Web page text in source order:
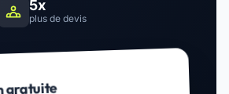
5x
plus de devis
gratuite